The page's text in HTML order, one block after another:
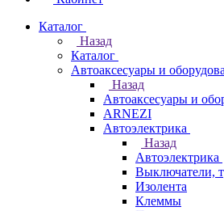
Каталог
Назад
Каталог
Автоаксесуары и
Назад
Автоаксесуары и
ARNEZI
Автоэлектрика
Назад
Автоэлектрика
Выключатели,
Изолента
Клеммы